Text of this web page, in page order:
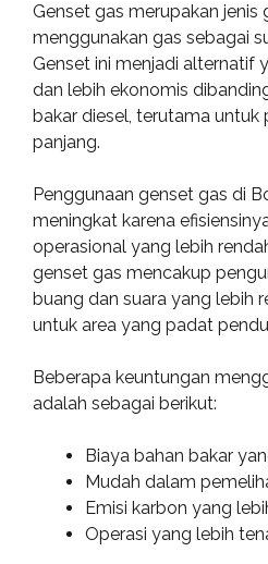
Genset gas merupakan jenis
menggunakan gas sebagai
Genset ini menjadi alternatif
dan lebih ekonomis
bakar diesel, terutama untuk
panjang.
Penggunaan genset gas di
meningkat karena
operasional yang lebih
genset gas mencakup
buang dan suara yang lebih
untuk area yang padat
Beberapa keuntungan
adalah sebagai berikut:
Biaya bahan bakar
Mudah dalam
Emisi karbon yang
Operasi yang lebih